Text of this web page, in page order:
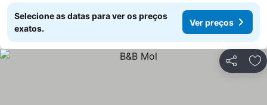
Selecione as datas para ver os preços
exatos.
Ver preços
Partilhar